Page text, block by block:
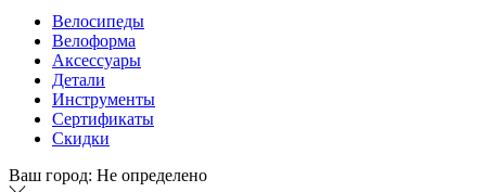
Велосипеды
Велоформа
Аксессуары
Детали
Инструменты
Сертификаты
Скидки
Ваш город: Не определено